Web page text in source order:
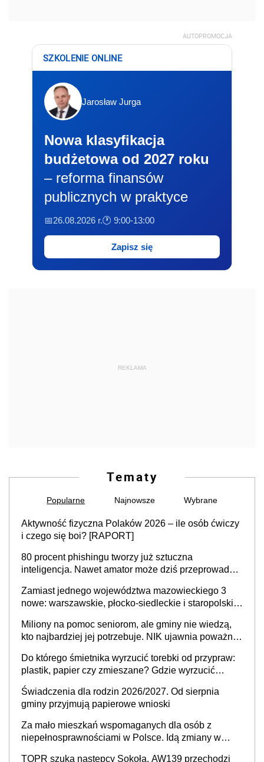
AUTOPROMOCJA
SZKOLENIE ONLINE
Jarosław Jurga
Nowa klasyfikacja
budżetowa od 2027 roku
– reforma finansów
publicznych w praktyce
📅26.08.2026 r.🕐 9:00-13:00
Zapisz się
REKLAMA
Tematy
Popularne Najnowsze Wybrane
Aktywność fizyczna Polaków 2026 – ile osób ćwiczy
i czego się boi? [RAPORT]
80 procent phishingu tworzy już sztuczna
inteligencja. Nawet amator może dziś przeprowadzić
Zamiast jednego województwa mazowieckiego 3
nowe: warszawskie, płocko-siedleckie i staropolskie.
stołecznych
Miliony na pomoc seniorom, ale gminy nie wiedzą,
kto najbardziej jej potrzebuje. NIK ujawnia poważną
Do którego śmietnika wyrzucić torebki od przypraw:
plastik, papier czy zmieszane? Gdzie wyrzucić
Świadczenia dla rodzin 2026/2027. Od sierpnia
gminy przyjmują papierowe wnioski
Za mało mieszkań wspomaganych dla osób z
niepełnosprawnościami w Polsce. Idą zmiany w
TOPR szuka następcy Sokoła. AW139 przechodzi